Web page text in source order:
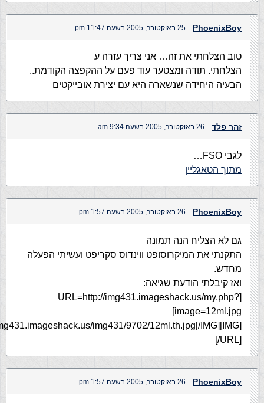
PhoenixBoy 25 באוקטובר, 2005 בשעה 11:47 pm
טוב הצלחתי את זה… אני צריך עזרה ע
הצלחתי. תודה ומצטער עוד פעם על ההקפצה הקודמת..
הבעיה היחידה שנשארה היא עם יצירת אובייקטים
זהר פלד 26 באוקטובר, 2005 בשעה 9:34 am
לגבי FSO…
מתוך הטאגליין
PhoenixBoy 26 באוקטובר, 2005 בשעה 1:57 pm
גם לא הצליח הנה תמונה
התקנתי את המיקרוסופט ווינדוס סקריפט ועשיתי הפעלה
מחדש.
ואז קיבלתי הודעת שגיאה:
[URL=http://img431.imageshack.us/my.php?
image=12ml.jpg]
img431.imageshack.us/img431/9702/12ml.th.jpg[/IMG]
[/URL]
PhoenixBoy 26 באוקטובר, 2005 בשעה 1:57 pm